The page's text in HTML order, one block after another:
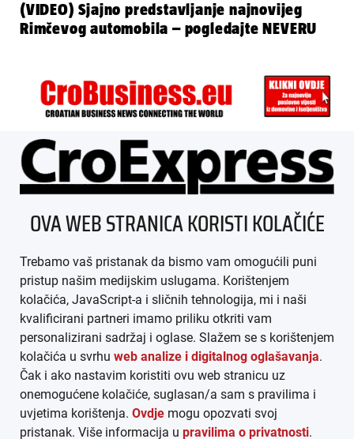
(VIDEO) Sjajno predstavljanje najnovijeg
Rimčevog automobila – pogledajte NEVERU
ÜBER UNS
IMPRESSUM
AGB
DATENSCHUTZ
MEDIADATEN
ARHIVA (PDF)
OVA WEB STRANICA KORISTI KOLAČIĆE
Trebamo vaš pristanak da bismo vam omogućili puni
pristup našim medijskim uslugama. Korištenjem
kolačića, JavaScript-a i sličnih tehnologija, mi i naši
kvalificirani partneri imamo priliku otkriti vam
personalizirani sadržaj i oglase. Slažem se s korištenjem
kolačića u svrhu web analize i digitalnog oglašavanja.
Čak i ako nastavim koristiti ovu web stranicu uz
onemogućene kolačiće, suglasan/a sam s pravilima i
uvjetima korištenja. Ovdje mogu opozvati svoj
pristanak. Više informacija u pravilima o privatnosti.